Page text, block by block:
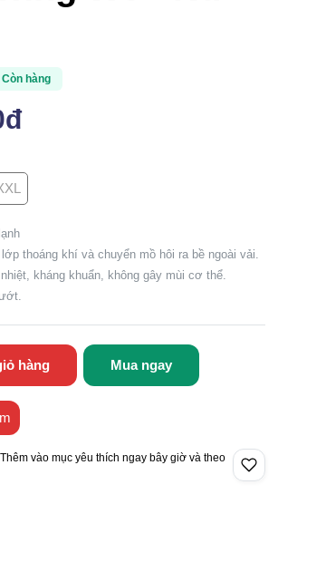
Còn hàng
thoáng khí và chuyển mồ hôi ra bề ngoài vải.
kháng khuẩn, không gây mùi cơ thể.
hàng Mua ngay
vào mục yêu thích ngay bây giờ và theo